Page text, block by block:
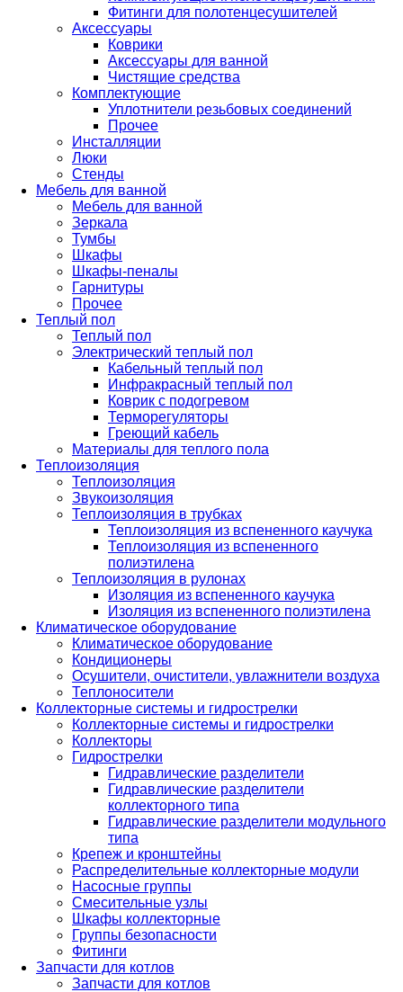
Фитинги для полотенцесушителей
Аксессуары
Коврики
Аксессуары для ванной
Чистящие средства
Комплектующие
Уплотнители резьбовых соединений
Прочее
Инсталляции
Люки
Стенды
Мебель для ванной
Мебель для ванной
Зеркала
Тумбы
Шкафы
Шкафы-пеналы
Гарнитуры
Прочее
Теплый пол
Теплый пол
Электрический теплый пол
Кабельный теплый пол
Инфракрасный теплый пол
Коврик с подогревом
Терморегуляторы
Греющий кабель
Материалы для теплого пола
Теплоизоляция
Теплоизоляция
Звукоизоляция
Теплоизоляция в трубках
Теплоизоляция из вспененного каучука
Теплоизоляция из вспененного
полиэтилена
Теплоизоляция в рулонах
Изоляция из вспененного каучука
Изоляция из вспененного полиэтилена
Климатическое оборудование
Климатическое оборудование
Кондиционеры
Осушители, очистители, увлажнители воздуха
Теплоносители
Коллекторные системы и гидрострелки
Коллекторные системы и гидрострелки
Коллекторы
Гидрострелки
Гидравлические разделители
Гидравлические разделители
коллекторного типа
Гидравлические разделители модульного
типа
Крепеж и кронштейны
Распределительные коллекторные модули
Насосные группы
Смесительные узлы
Шкафы коллекторные
Группы безопасности
Фитинги
Запчасти для котлов
Запчасти для котлов